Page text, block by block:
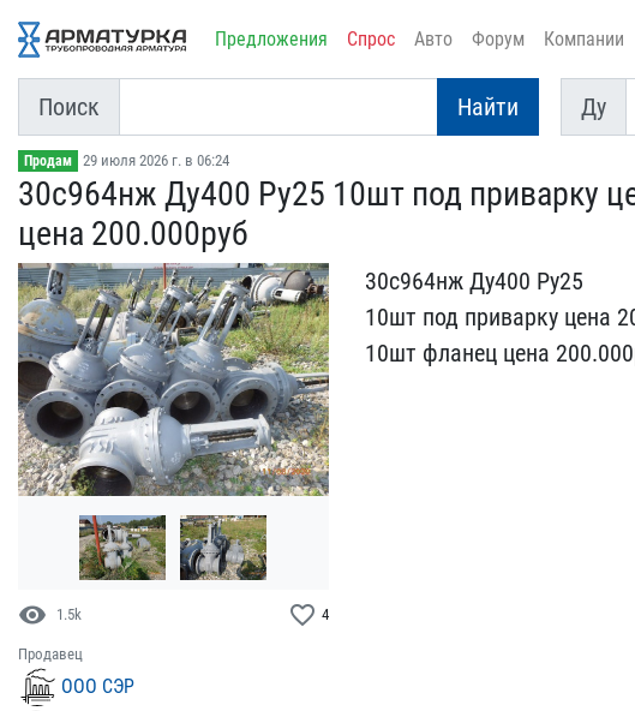
Предложения Спрос Авто Форум Компании
Поиск Найти
Ду
Ду
Продам 29 июля 2026 г. в 06:24
30с964нж Ду400 Ру25 10шт​ под приварку
цена 2​00.000руб
visibility 1.5k favorite_border 4
Продавец
ООО СЭР
30с964нж Ду400 Ру25
10шт​ под приварку цена
10шт фланец цена